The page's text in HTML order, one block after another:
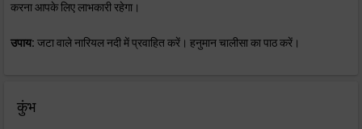
करना आपके लिए लाभकारी रहेगा।
उपाय: जटा वाले नारियल नदी में प्रवाहित करें। हनुमान चालीसा का पाठ करें।
कुंभ